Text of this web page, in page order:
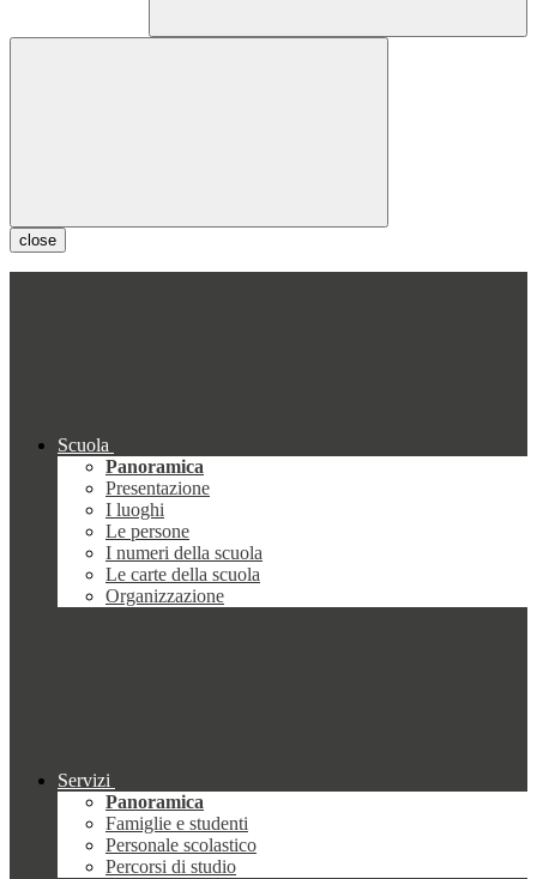
close
Scuola
Panoramica
Presentazione
I luoghi
Le persone
I numeri della scuola
Le carte della scuola
Organizzazione
Servizi
Panoramica
Famiglie e studenti
Personale scolastico
Percorsi di studio